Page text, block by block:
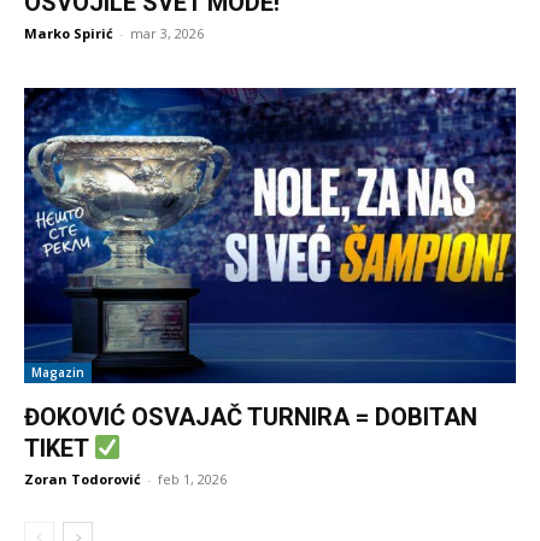
Marko Spirić - mar 3, 2026
Magazin
ĐOKOVIĆ OSVAJAČ TURNIRA = DOBITAN
TIKET
Zoran Todorović - feb 1, 2026